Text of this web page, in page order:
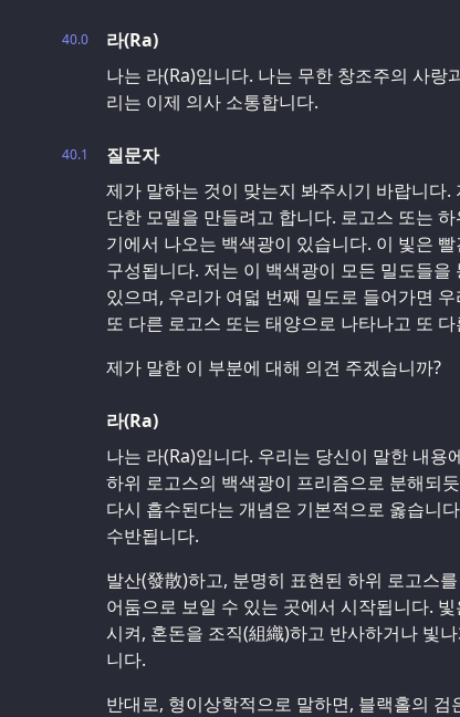
40.0
라(Ra)
나는 라(Ra)입니다. 나는 무한 창조주의 사랑
리는 이제 의사 소통합니다.
40.1
질문자
제가 말하는 것이 맞는지 봐주시기 바랍니다
단한 모델을 만들려고 합니다. 로고스 또는
기에서 나오는 백색광이 있습니다. 이 빛은
구성됩니다. 저는 이 백색광이 모든 밀도들
있으며, 우리가 여덟 번째 밀도로 들어가면
또 다른 로고스 또는 태양으로 나타나고 또
제가 말한 이 부분에 대해 의견 주겠습니까?
라(Ra)
나는 라(Ra)입니다. 우리는 당신이 말한 내용
하위 로고스의 백색광이 프리즘으로 분해되
다시 흡수된다는 개념은 기본적으로 옳습니
수반됩니다.
발산(發散)하고, 분명히 표현된 하위 로고스
어둠으로 보일 수 있는 곳에서 시작됩니다.
시켜, 혼돈을 조직(組織)하고 반사하거나 빛
니다.
반대로, 형이상학적으로 말하면, 블랙홀의